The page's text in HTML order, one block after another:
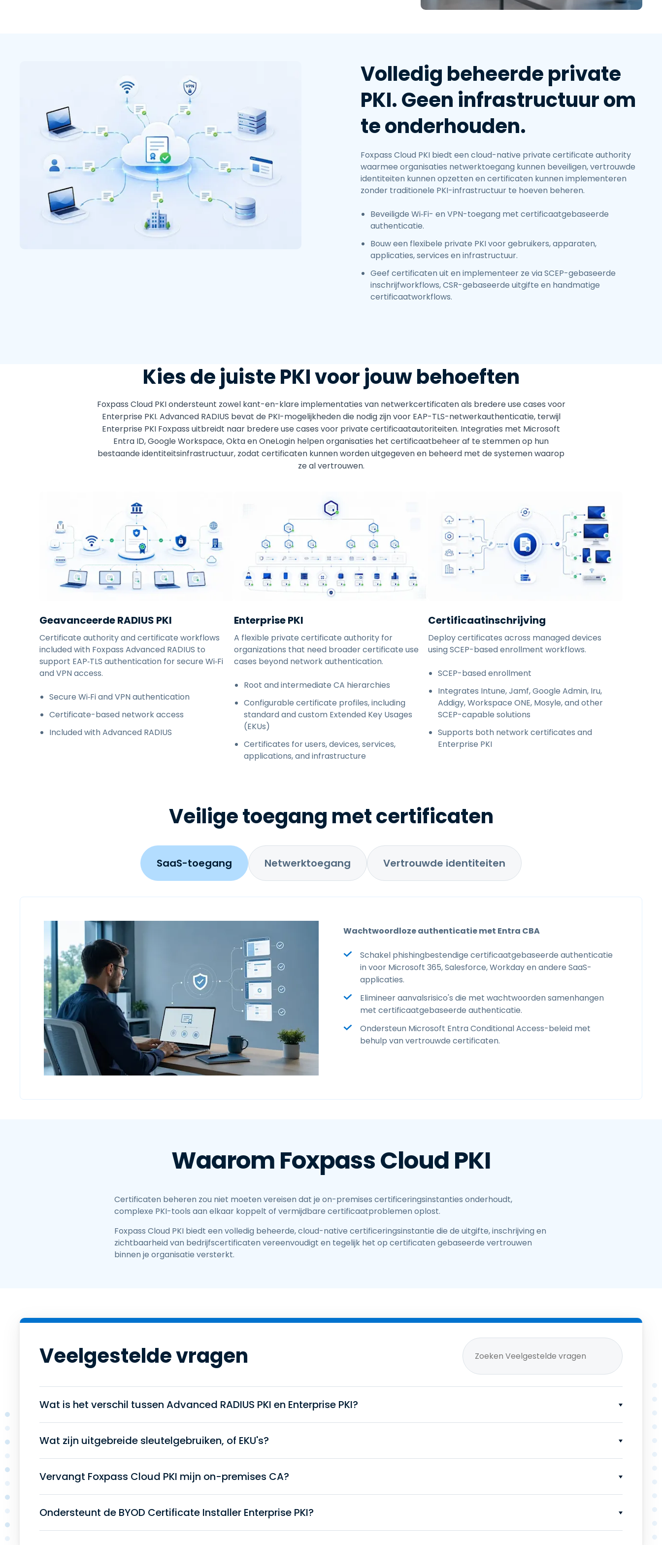
繁體中文
Bahasa
Volledig beheerde private
PKI. Geen infrastructuur om
te onderhouden.
Foxpass Cloud PKI biedt een cloud-native private certificate authority
waarmee organisaties netwerktoegang kunnen beveiligen, vertrouwde
identiteiten kunnen opzetten en certificaten kunnen implementeren
zonder traditionele PKI-infrastructuur te hoeven beheren.
Beveiligde Wi‑Fi- en VPN-toegang met certificaatgebaseerde
authenticatie.
Bouw een flexibele private PKI voor gebruikers, apparaten,
applicaties, services en infrastructuur.
Geef certificaten uit en implementeer ze via SCEP-gebaseerde
inschrijfworkflows, CSR-gebaseerde uitgifte en handmatige
certificaatworkflows.
Kies de juiste PKI voor jouw behoeften
Foxpass Cloud PKI ondersteunt zowel kant-en-klare implementaties van netwerkcertificaten als bredere use cases voor
Enterprise PKI. Advanced RADIUS bevat de PKI-mogelijkheden die nodig zijn voor EAP-TLS-netwerkauthenticatie, terwijl
Enterprise PKI Foxpass uitbreidt naar bredere use cases voor private certificaatautoriteiten. Integraties met Microsoft
Entra ID, Google Workspace, Okta en OneLogin helpen organisaties het certificaatbeheer af te stemmen op hun
bestaande identiteitsinfrastructuur, zodat certificaten kunnen worden uitgegeven en beheerd met de systemen waarop
ze al vertrouwen.
Geavanceerde RADIUS PKI
Certificate authority and certificate workflows
included with Foxpass Advanced RADIUS to
support EAP‑TLS authentication for secure Wi‑Fi
and VPN access.
Secure Wi‑Fi and VPN authentication
Certificate-based network access
Included with Advanced RADIUS
Enterprise PKI
A flexible private certificate authority for
organizations that need broader certificate use
cases beyond network authentication.
Root and intermediate CA hierarchies
Configurable certificate profiles, including
standard and custom Extended Key Usages
(EKUs)
Certificates for users, devices, services,
applications, and infrastructure
Certificaatinschrijving
Deploy certificates across managed devices
using SCEP-based enrollment workflows.
SCEP-based enrollment
Integrates Intune, Jamf, Google Admin, Iru,
Addigy, Workspace ONE, Mosyle, and other
SCEP-capable solutions
Supports both network certificates and
Enterprise PKI
Veilige toegang met certificaten
SaaS-toegang Netwerktoegang Vertrouwde identiteiten
Wachtwoordloze authenticatie met Entra CBA
Schakel phishingbestendige certificaatgebaseerde authenticatie
in voor Microsoft 365, Salesforce, Workday en andere SaaS-
applicaties.
Elimineer aanvalsrisico's die met wachtwoorden samenhangen
met certificaatgebaseerde authenticatie.
Ondersteun Microsoft Entra Conditional Access-beleid met
behulp van vertrouwde certificaten.
Waarom Foxpass Cloud PKI
Certificaten beheren zou niet moeten vereisen dat je on-premises certificeringsinstanties onderhoudt,
complexe PKI-tools aan elkaar koppelt of vermijdbare certificaatproblemen oplost.
Foxpass Cloud PKI biedt een volledig beheerde, cloud-native certificeringsinstantie die de uitgifte, inschrijving en
zichtbaarheid van bedrijfscertificaten vereenvoudigt en tegelijk het op certificaten gebaseerde vertrouwen
binnen je organisatie versterkt.
Veelgestelde vragen
Wat is het verschil tussen Advanced RADIUS PKI en Enterprise PKI?
Wat zijn uitgebreide sleutelgebruiken, of EKU's?
Vervangt Foxpass Cloud PKI mijn on-premises CA?
Ondersteunt de BYOD Certificate Installer Enterprise PKI?